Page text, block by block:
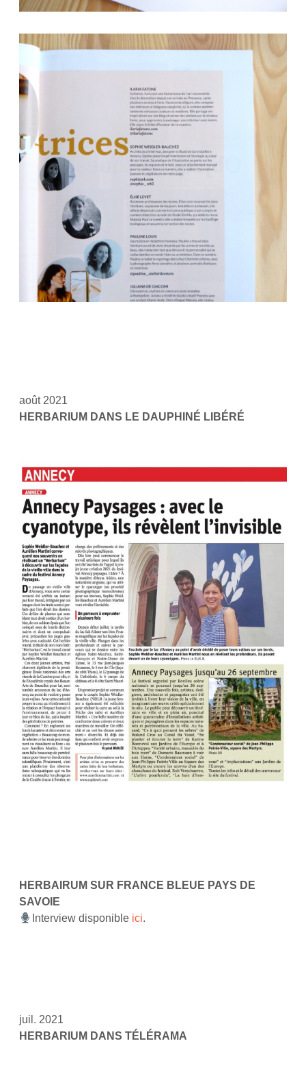
août 2021
HERBARIUM DANS LE DAUPHINÉ LIBÉRÉ
HERBAIRUM SUR FRANCE BLEUE PAYS DE
SAVOIE
Interview disponible ici.
juil. 2021
HERBARIUM DANS TÉLÉRAMA